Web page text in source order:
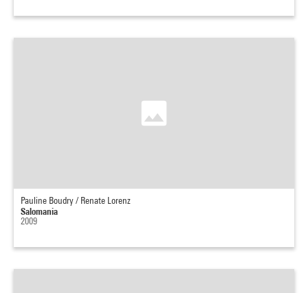
Pauline Boudry / Renate Lorenz
Salomania
2009